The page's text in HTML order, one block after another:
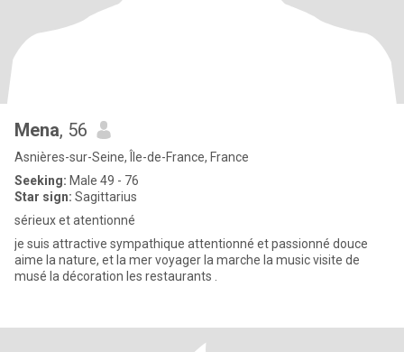
Mena, 56
Asnières-sur-Seine, Île-de-France, France
Seeking: Male 49 - 76
Star sign: Sagittarius
sérieux et atentionné
je suis attractive sympathique attentionné et passionné douce
aime la nature, et la mer voyager la marche la music visite de
musé la décoration les restaurants .